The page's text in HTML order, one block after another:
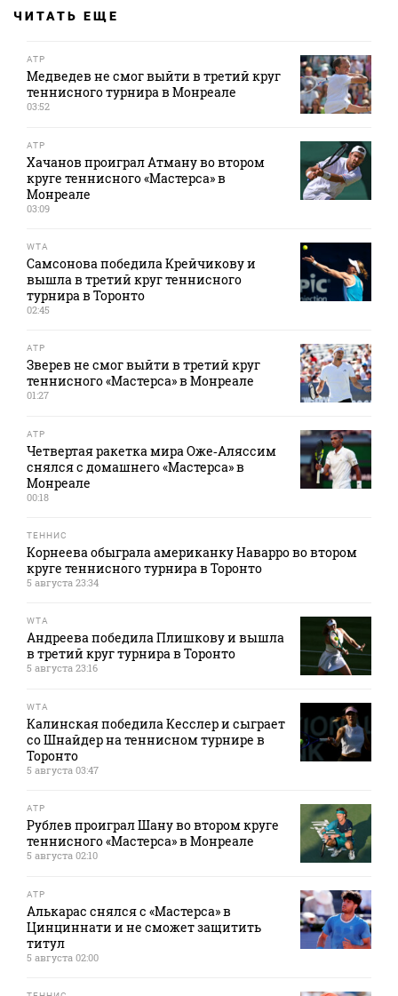
ЧИТАТЬ ЕЩЕ
ATP
Медведев не смог выйти в третий круг
теннисного турнира в Монреале
03:52
ATP
Хачанов проиграл Атману во втором
круге теннисного «Мастерса» в
Монреале
03:09
WTA
Самсонова победила Крейчикову и
вышла в третий круг теннисного
турнира в Торонто
02:45
ATP
Зверев не смог выйти в третий круг
теннисного «Мастерса» в Монреале
01:27
ATP
Четвертая ракетка мира Оже‑Аляссим
снялся с домашнего «Мастерса» в
Монреале
00:18
ТЕННИС
Корнеева обыграла американку Наварро во втором
круге теннисного турнира в Торонто
5 августа 23:34
WTA
Андреева победила Плишкову и вышла
в третий круг турнира в Торонто
5 августа 23:16
WTA
Калинская победила Кесслер и сыграет
со Шнайдер на теннисном турнире в
Торонто
5 августа 03:47
ATP
Рублев проиграл Шану во втором круге
теннисного «Мастерса» в Монреале
5 августа 02:10
ATP
Алькарас снялся с «Мастерса» в
Цинциннати и не сможет защитить
титул
5 августа 02:00